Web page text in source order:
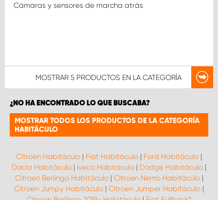
Cámaras y sensores de marcha atrás
MOSTRAR 5 PRODUCTOS EN LA CATEGORÍA
¿NO HA ENCONTRADO LO QUE BUSCABA?
MOSTRAR TODOS LOS PRODUCTOS DE LA CATEGORÍA
HABITÁCULO
Citroen Habitáculo | Fiat Habitáculo | Ford Habitáculo |
Dacia Habitáculo | Iveco Habitáculo | Dodge Habitáculo |
Citroen Berlingo Habitáculo| Citroen Nemo Habitáculo|
Citroen Jumpy Habitáculo | Citroen Jumper Habitáculo |